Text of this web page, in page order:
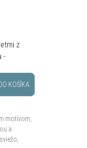
z
-
KOŠÍKA
motívom,
a